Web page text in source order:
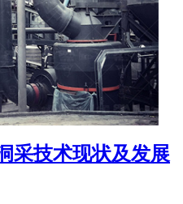
采技术现状及发展